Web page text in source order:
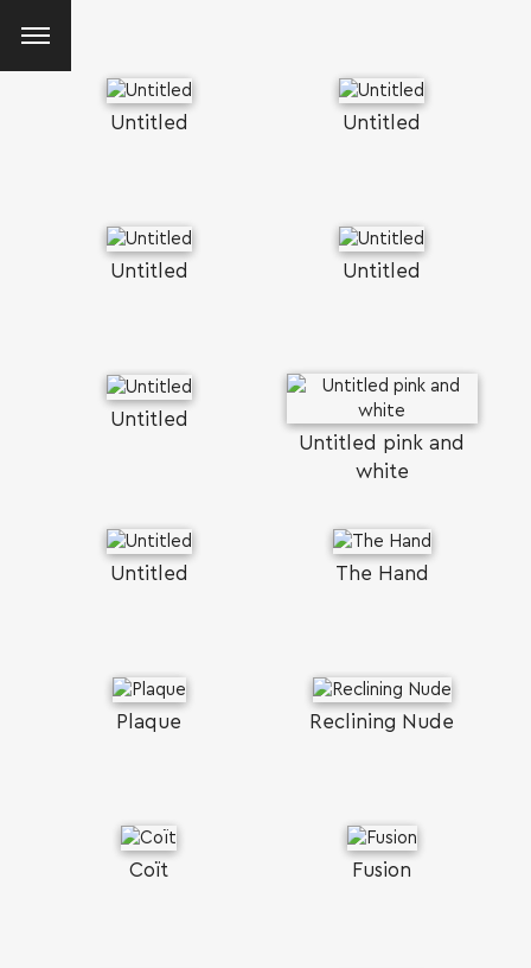
Untitled Untitled
Untitled Untitled
Untitled
Untitled pink and
white
Untitled The Hand
Plaque Reclining Nude
Coït Fusion